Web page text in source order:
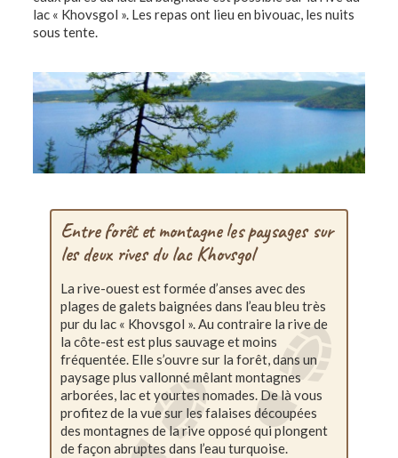
lac « Khovsgol ». Les repas ont lieu en bivouac, les nuits
sous tente.
Entre forêt et montagne les paysages sur
les deux rives du lac Khovsgol
La rive-ouest est formée d’anses avec des
plages de galets baignées dans l’eau bleu très
pur du lac « Khovsgol ». Au contraire la rive de
la côte-est est plus sauvage et moins
fréquentée. Elle s’ouvre sur la forêt, dans un
paysage plus vallonné mêlant montagnes
arborées, lac et yourtes nomades. De là vous
profitez de la vue sur les falaises découpées
des montagnes de la rive opposé qui plongent
de façon abruptes dans l’eau turquoise.